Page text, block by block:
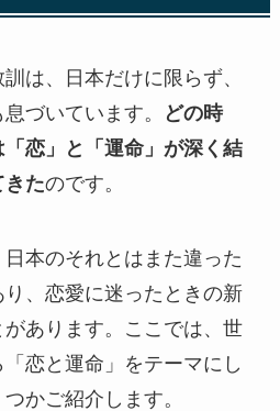
は、日本だけに限らず、
づいています。
どの時
恋」と「運命」が深く結
きたのです。
本のそれとはまた違った
、恋愛に迷ったときの新
あります。ここでは、世
恋と運命」をテーマにし
かご紹介します。